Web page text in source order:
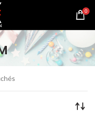
0
Trié